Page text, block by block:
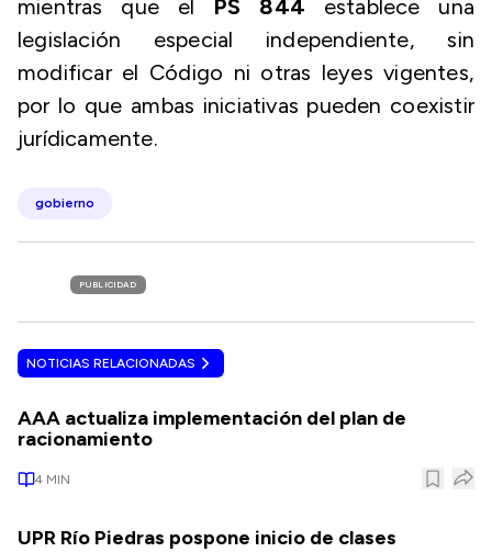
mientras que el PS 844 establece una
legislación especial independiente, sin
modificar el Código ni otras leyes vigentes,
por lo que ambas iniciativas pueden coexistir
jurídicamente.
gobierno
PUBLICIDAD
NOTICIAS RELACIONADAS
AAA actualiza implementación del plan de
racionamiento
4 MIN
UPR Río Piedras pospone inicio de clases